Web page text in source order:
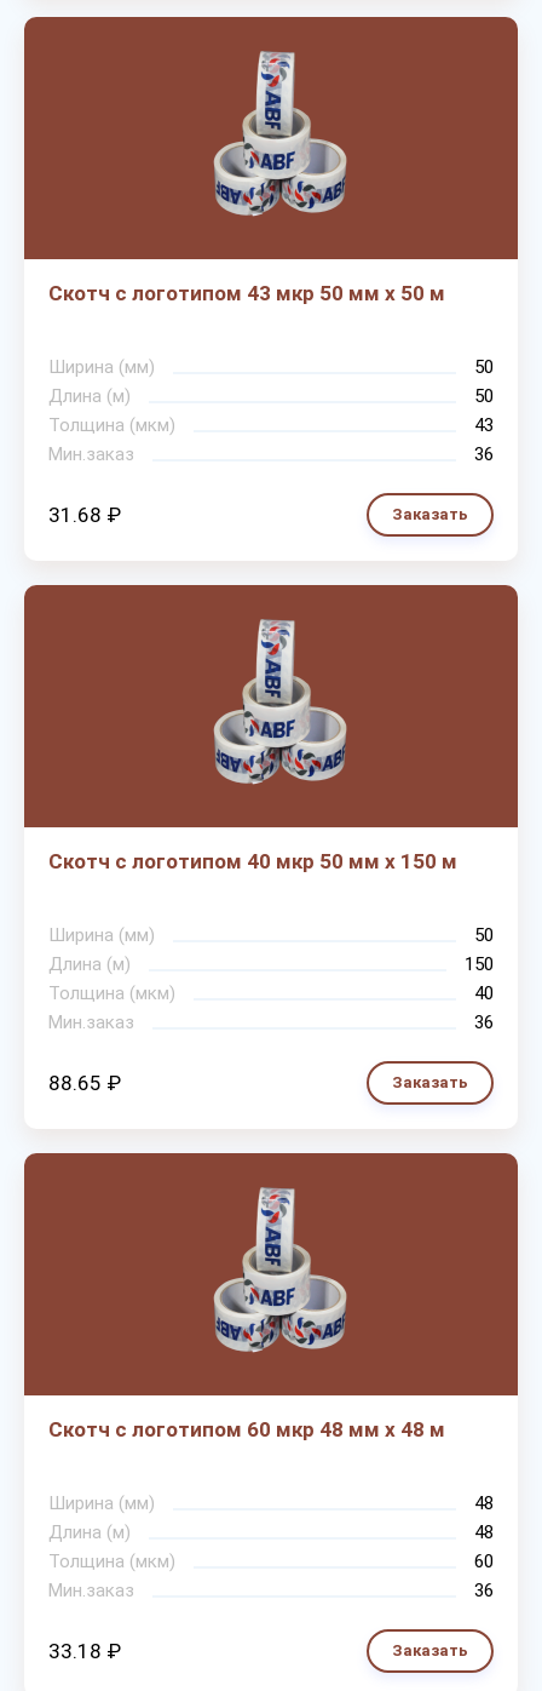
Скотч с логотипом 43 мкр 50 мм х 50 м
Ширина (мм)
50
Длина (м)
50
Толщина (мкм)
43
Мин.заказ
36
31.68 ₽ Заказать
Скотч с логотипом 40 мкр 50 мм х 150 м
Ширина (мм)
50
Длина (м)
150
Толщина (мкм)
40
Мин.заказ
36
88.65 ₽ Заказать
Скотч с логотипом 60 мкр 48 мм х 48 м
Ширина (мм)
48
Длина (м)
48
Толщина (мкм)
60
Мин.заказ
36
33.18 ₽ Заказать